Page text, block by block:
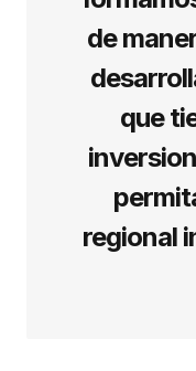
de
que
regional